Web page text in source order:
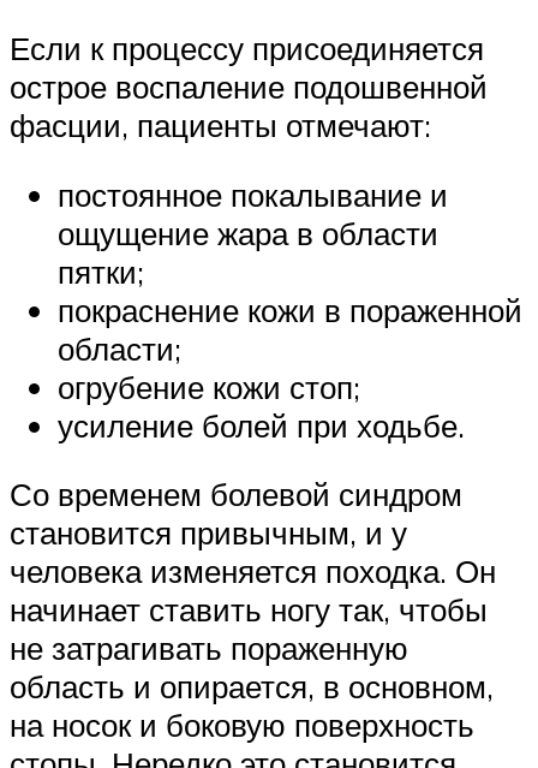
Если к процессу присоединяется
острое воспаление подошвенной
фасции, пациенты отмечают:
постоянное покалывание и
ощущение жара в области
пятки;
покраснение кожи в пораженной
области;
огрубение кожи стоп;
усиление болей при ходьбе.
Со временем болевой синдром
становится привычным, и у
человека изменяется походка. Он
начинает ставить ногу так, чтобы
не затрагивать пораженную
область и опирается, в основном,
на носок и боковую поверхность